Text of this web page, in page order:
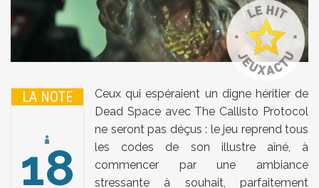
LA NOTE
18
Ceux qui espéraient un digne héritier de
Dead Space avec The Callisto Protocol
ne seront pas déçus : le jeu reprend tous
les codes de son illustre aîné, à
commencer par une ambiance
stressante à souhait, parfaitement